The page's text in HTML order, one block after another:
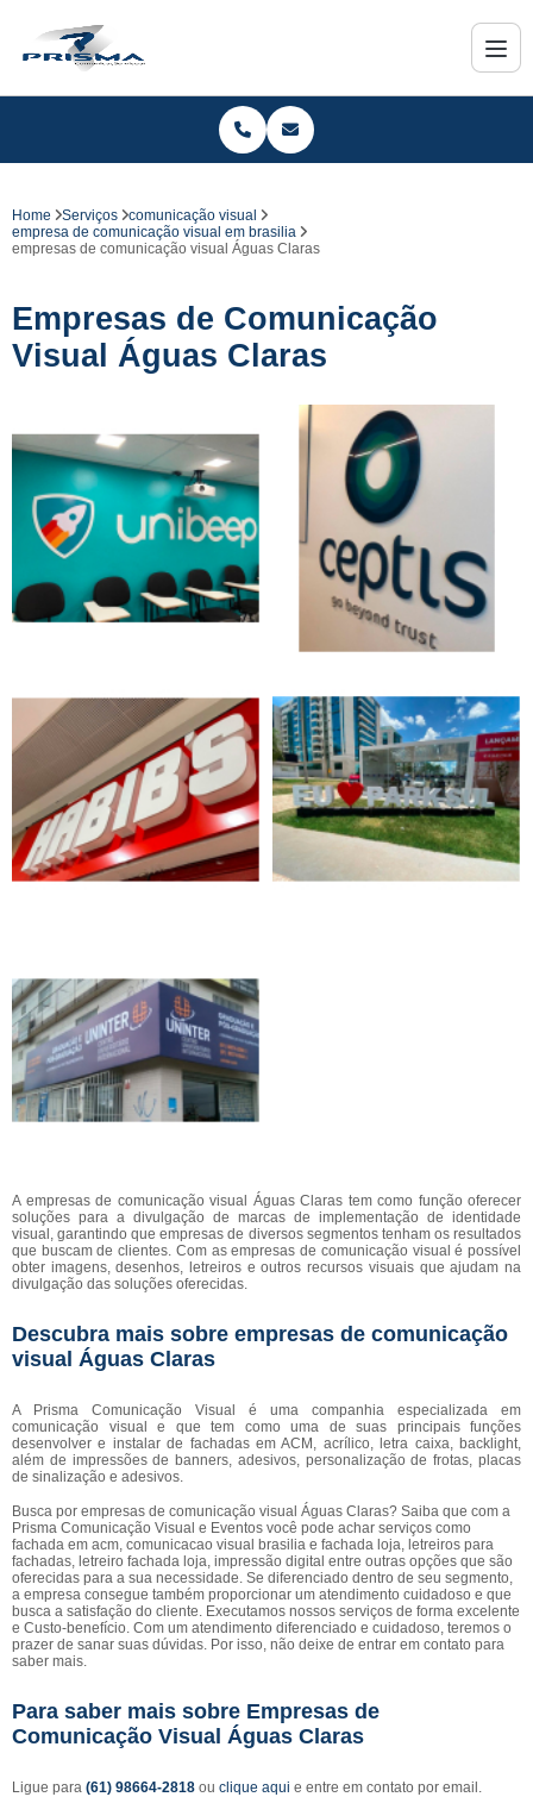
Home Serviços
comunicação visual
empresa de comunicação visual em brasilia
empresas de comunicação visual Águas Claras
Empresas de Comunicação
Visual Águas Claras
A empresas de comunicação visual Águas Claras tem como função oferecer
soluções para a divulgação de marcas de implementação de identidade
visual, garantindo que empresas de diversos segmentos tenham os resultados
que buscam de clientes. Com as empresas de comunicação visual é possível
obter imagens, desenhos, letreiros e outros recursos visuais que ajudam na
divulgação das soluções oferecidas.
Descubra mais sobre empresas de comunicação
visual Águas Claras
A Prisma Comunicação Visual é uma companhia especializada em
comunicação visual e que tem como uma de suas principais funções
desenvolver e instalar de fachadas em ACM, acrílico, letra caixa, backlight,
além de impressões de banners, adesivos, personalização de frotas, placas
de sinalização e adesivos.
Busca por empresas de comunicação visual Águas Claras? Saiba que com a
Prisma Comunicação Visual e Eventos você pode achar serviços como
fachada em acm, comunicacao visual brasilia e fachada loja, letreiros para
fachadas, letreiro fachada loja, impressão digital entre outras opções que são
oferecidas para a sua necessidade. Se diferenciado dentro de seu segmento,
a empresa consegue também proporcionar um atendimento cuidadoso e que
busca a satisfação do cliente. Executamos nossos serviços de forma excelente
e Custo-benefício. Com um atendimento diferenciado e cuidadoso, teremos o
prazer de sanar suas dúvidas. Por isso, não deixe de entrar em contato para
saber mais.
Para saber mais sobre Empresas de
Comunicação Visual Águas Claras
Ligue para (61) 98664-2818 ou clique aqui e entre em contato por email.